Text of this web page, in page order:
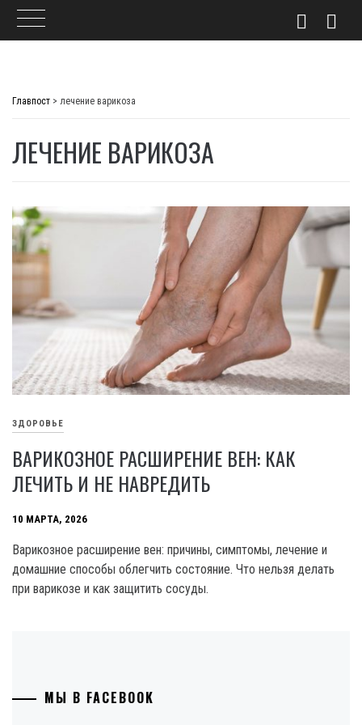
Главпост > лечение варикоза
ЛЕЧЕНИЕ ВАРИКОЗА
ЗДОРОВЬЕ
ВАРИКОЗНОЕ РАСШИРЕНИЕ ВЕН: КАК
ЛЕЧИТЬ И НЕ НАВРЕДИТЬ
10 МАРТА, 2026
Варикозное расширение вен: причины, симптомы, лечение и
домашние способы облегчить состояние. Что нельзя делать
при варикозе и как защитить сосуды.
МЫ В FACEBOOK